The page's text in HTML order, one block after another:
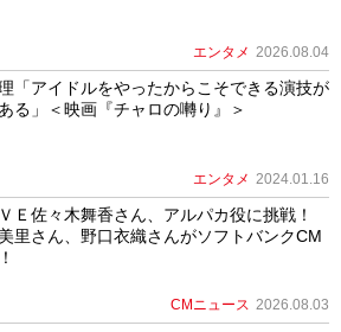
エンタメ 2026.08.04
「アイドルをやったからこそできる演技が
る」＜映画『チャロの囀り』＞
エンタメ 2024.01.16
Ｅ佐々木舞香さん、アルパカ役に挑戦！
里さん、野口衣織さんがソフトバンクCM
CMニュース 2026.08.03